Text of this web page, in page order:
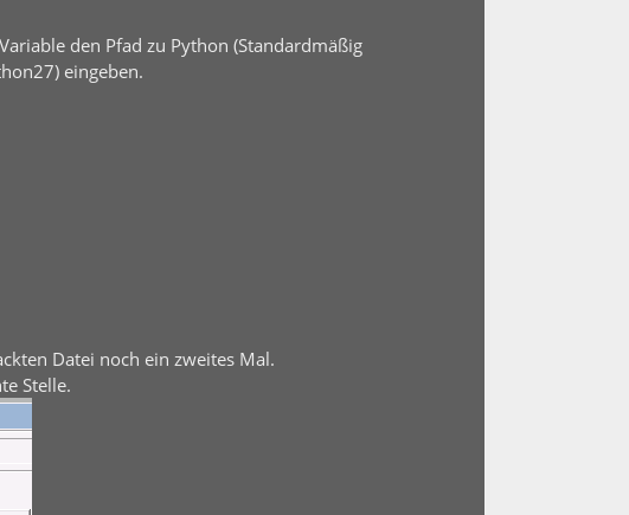
den Pfad zu Python (Standardmäßig
eingeben.
Datei noch ein zweites Mal.
Stelle.